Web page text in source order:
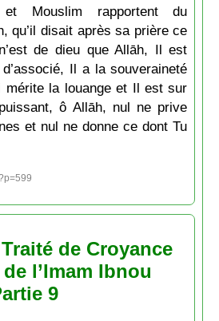
et Mouslim rapportent du
qu’il disait après sa prière ce
de dieu que Allāh, Il est
Il a la souveraineté
la louange et Il est sur
ô Allāh, nul ne prive
et nul ne donne ce dont Tu
de Croyance
l’Imam Ibnou
9